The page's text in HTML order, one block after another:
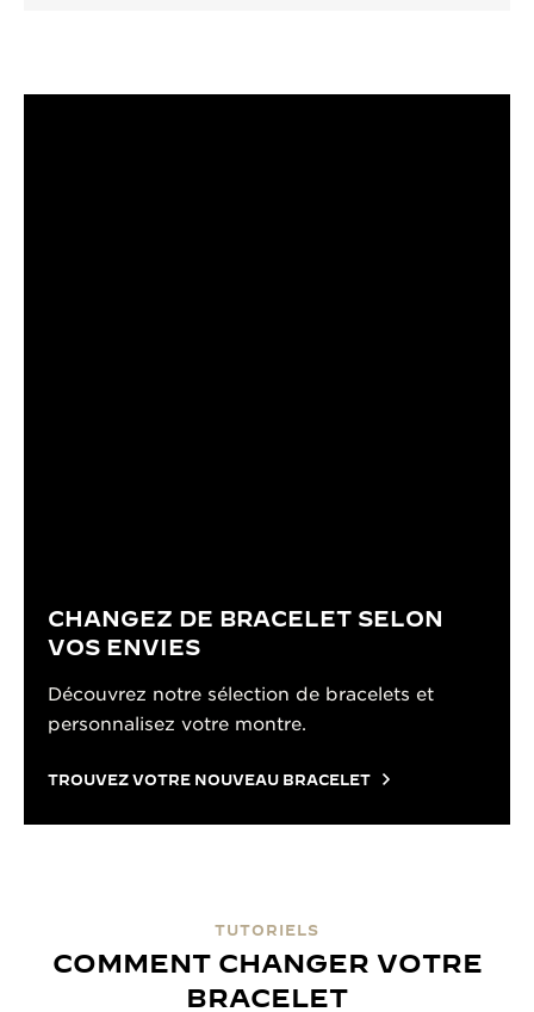
CHANGEZ DE BRACELET SELON
VOS ENVIES
Découvrez notre sélection de bracelets et
personnalisez votre montre.
TROUVEZ VOTRE NOUVEAU BRACELET
TUTORIELS
COMMENT CHANGER VOTRE
BRACELET